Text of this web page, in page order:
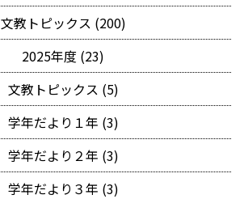
文教トピックス (200)
2025年度 (23)
文教トピックス (5)
学年だより１年 (3)
学年だより２年 (3)
学年だより３年 (3)